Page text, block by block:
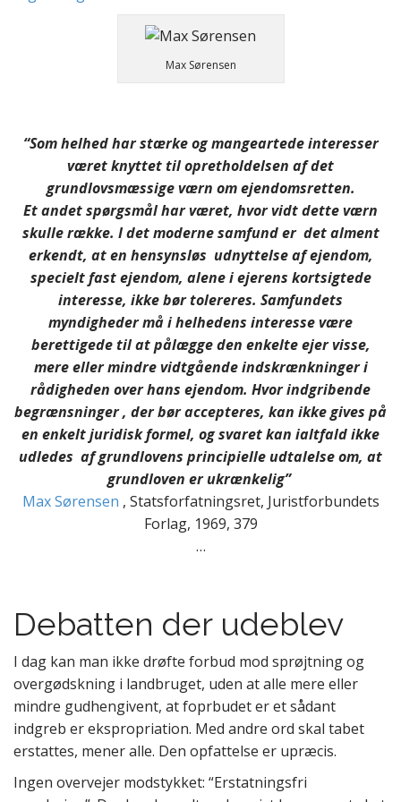
Max Sørensen
“Som helhed har stærke og mangeartede interesser
været knyttet til opretholdelsen af det
grundlovsmæssige værn om ejendomsretten.
Et andet spørgsmål har været, hvor vidt dette værn
skulle række. I det moderne samfund er det alment
erkendt, at en hensynsløs udnyttelse af ejendom,
specielt fast ejendom, alene i ejerens kortsigtede
interesse, ikke bør tolereres. Samfundets
myndigheder må i helhedens interesse være
berettigede til at pålægge den enkelte ejer visse,
mere eller mindre vidtgående indskrænkninger i
rådigheden over hans ejendom. Hvor indgribende
begrænsninger , der bør accepteres, kan ikke gives på
en enkelt juridisk formel, og svaret kan ialtfald ikke
udledes af grundlovens principielle udtalelse om, at
grundloven er ukrænkelig”
Max Sørensen , Statsforfatningsret, Juristforbundets
Forlag, 1969, 379
…
Debatten der udeblev
I dag kan man ikke drøfte forbud mod sprøjtning og
overgødskning i landbruget, uden at alle mere eller
mindre gudhengivent, at foprbudet er et sådant
indgreb er ekspropriation. Med andre ord skal tabet
erstattes, mener alle. Den opfattelse er upræcis.
Ingen overvejer modstykket: “Erstatningsfri